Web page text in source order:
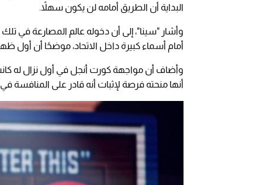
البداية أن الطريق أمامه لن يكون سهلاً.
وأشار "سينا"، إلى أن دخوله عالم المصارعة في
أمام أسماء كبيرة داخل الاتحاد، موضحًا أن أول
وأضاف أن مواجهة كورت أنجل في أول نزال له كانت
أنها منحته فرصة لإثبات أنه قادر على المنافسة